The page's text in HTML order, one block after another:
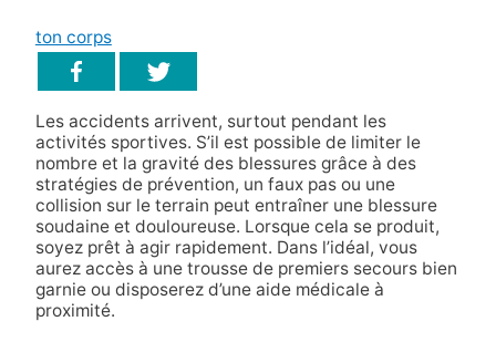
ton corps
Les accidents arrivent, surtout pendant les
activités sportives. S’il est possible de limiter le
nombre et la gravité des blessures grâce à des
stratégies de prévention, un faux pas ou une
collision sur le terrain peut entraîner une blessure
soudaine et douloureuse. Lorsque cela se produit,
soyez prêt à agir rapidement. Dans l’idéal, vous
aurez accès à une trousse de premiers secours bien
garnie ou disposerez d’une aide médicale à
proximité.